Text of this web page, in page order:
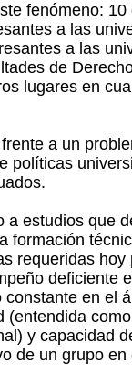
fenómeno:
a las
a las
de
lugares en
a un
políticas
a estudios que
formación
requeridas hoy
deficiente
en el
(entendida
y capacidad
de un grupo